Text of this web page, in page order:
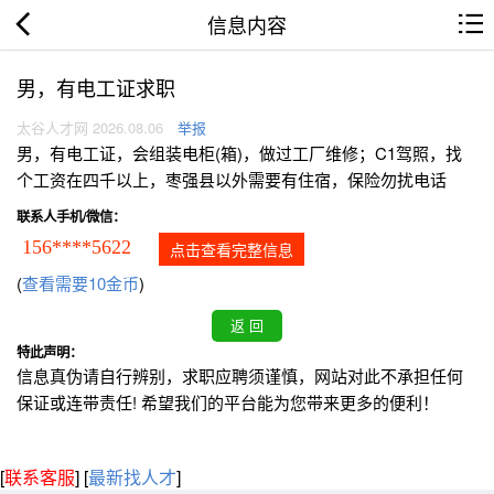
信息内容
男，有电工证求职
太谷人才网 2026.08.06 举报
男，有电工证，会组装电柜(箱)，做过工厂维修；C1驾照，找
个工资在四千以上，枣强县以外需要有住宿，保险勿扰电话
联系人手机/微信：
156****5622 点击查看完整信息
(查看需要10金币)
特此声明：
信息真伪请自行辨别，求职应聘须谨慎，网站对此不承担任何
保证或连带责任! 希望我们的平台能为您带来更多的便利！
[联系客服] [最新找人才]